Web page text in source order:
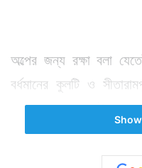
অল্পের জন্য রক্ষা বলা
বর্ধমানের কুলটি ও
নামে। বসে যায় লাইন।
পাস করে রাজধানী
দিয়েই শতাব্দী এক্সপ্রেস